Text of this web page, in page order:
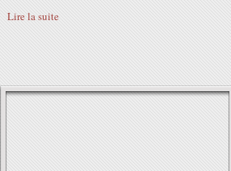
Lire la suite